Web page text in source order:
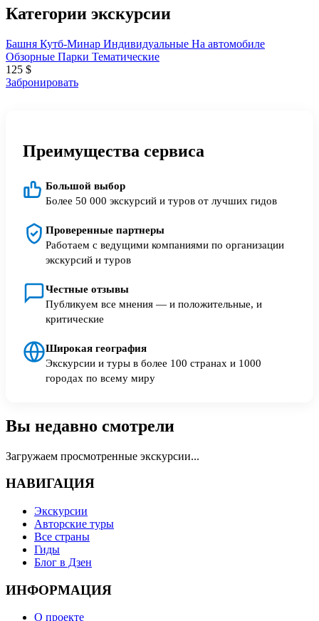
Категории экскурсии
Башня Кутб-Минар Индивидуальные На автомобиле
Обзорные Парки Тематические
125 $
Забронировать
Преимущества сервиса
Большой выбор
Более 50 000 экскурсий и туров от лучших гидов
Проверенные партнеры
Работаем с ведущими компаниями по организации
экскурсий и туров
Честные отзывы
Публикуем все мнения — и положительные, и
критические
Широкая география
Экскурсии и туры в более 100 странах и 1000
городах по всему миру
Вы недавно смотрели
Загружаем просмотренные экскурсии...
НАВИГАЦИЯ
Экскурсии
Авторские туры
Все страны
Гиды
Блог в Дзен
ИНФОРМАЦИЯ
О проекте